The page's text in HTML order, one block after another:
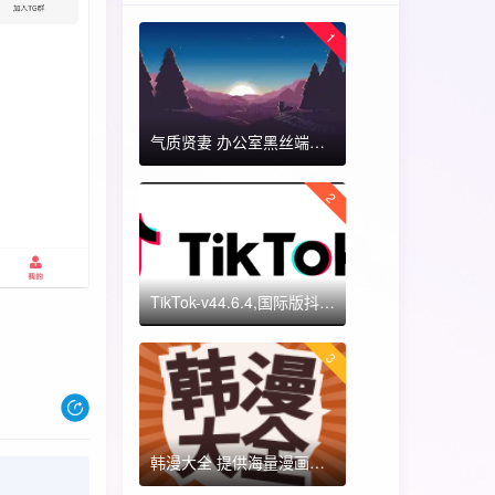
1
气质贤妻 办公室黑丝端木蓉 国漫女神 ​​​
2
TikTok-v44.6.4,国际版抖音海外畅享,免拔卡体验!附保姆级详细使用指南
3
韩漫大全 提供海量漫画资源